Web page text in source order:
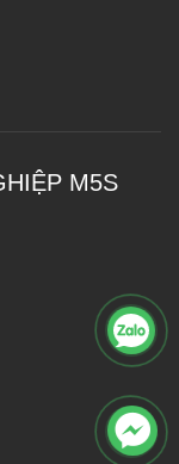
M5S